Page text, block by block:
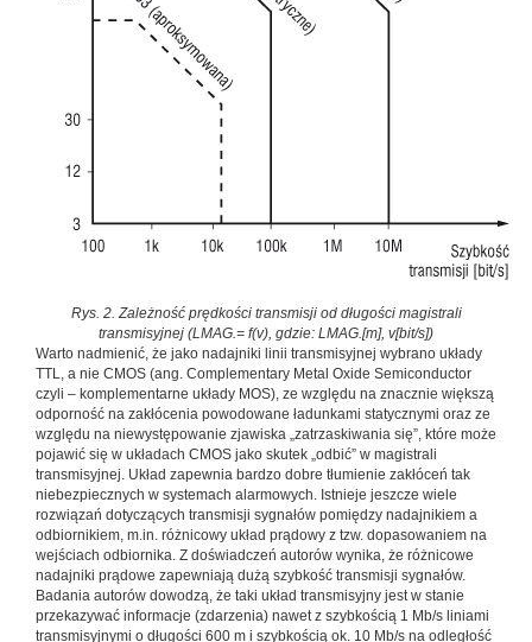
Rys. 2. Zależność prędkości transmisji od długości magistrali
transmisyjnej (LMAG.= f(v), gdzie: LMAG.[m], v[bit/s])
Warto nadmienić, że jako nadajniki linii transmisyjnej wybrano układy
TTL, a nie CMOS (ang. Complementary Metal Oxide Semiconductor
czyli – komplementarne układy MOS), ze względu na znacznie większą
odporność na zakłócenia powodowane ładunkami statycznymi oraz ze
względu na niewystępowanie zjawiska „zatrzaskiwania się”, które może
pojawić się w układach CMOS jako skutek „odbić” w magistrali
transmisyjnej. Układ zapewnia bardzo dobre tłumienie zakłóceń tak
niebezpiecznych w systemach alarmowych. Istnieje jeszcze wiele
rozwiązań dotyczących transmisji sygnałów pomiędzy nadajnikiem a
odbiornikiem, m.in. różnicowy układ prądowy z tzw. dopasowaniem na
wejściach odbiornika. Z doświadczeń autorów wynika, że różnicowe
nadajniki prądowe zapewniają dużą szybkość transmisji sygnałów.
Badania autorów dowodzą, że taki układ transmisyjny jest w stanie
przekazywać informacje (zdarzenia) nawet z szybkością 1 Mb/s liniami
transmisyjnymi o długości 600 m i szybkością ok. 10 Mb/s na odległość